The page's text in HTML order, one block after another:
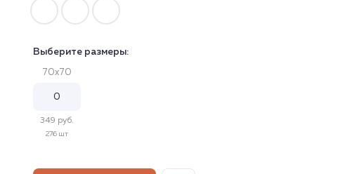
Выберите размеры:
70х70
349 руб.
276 шт